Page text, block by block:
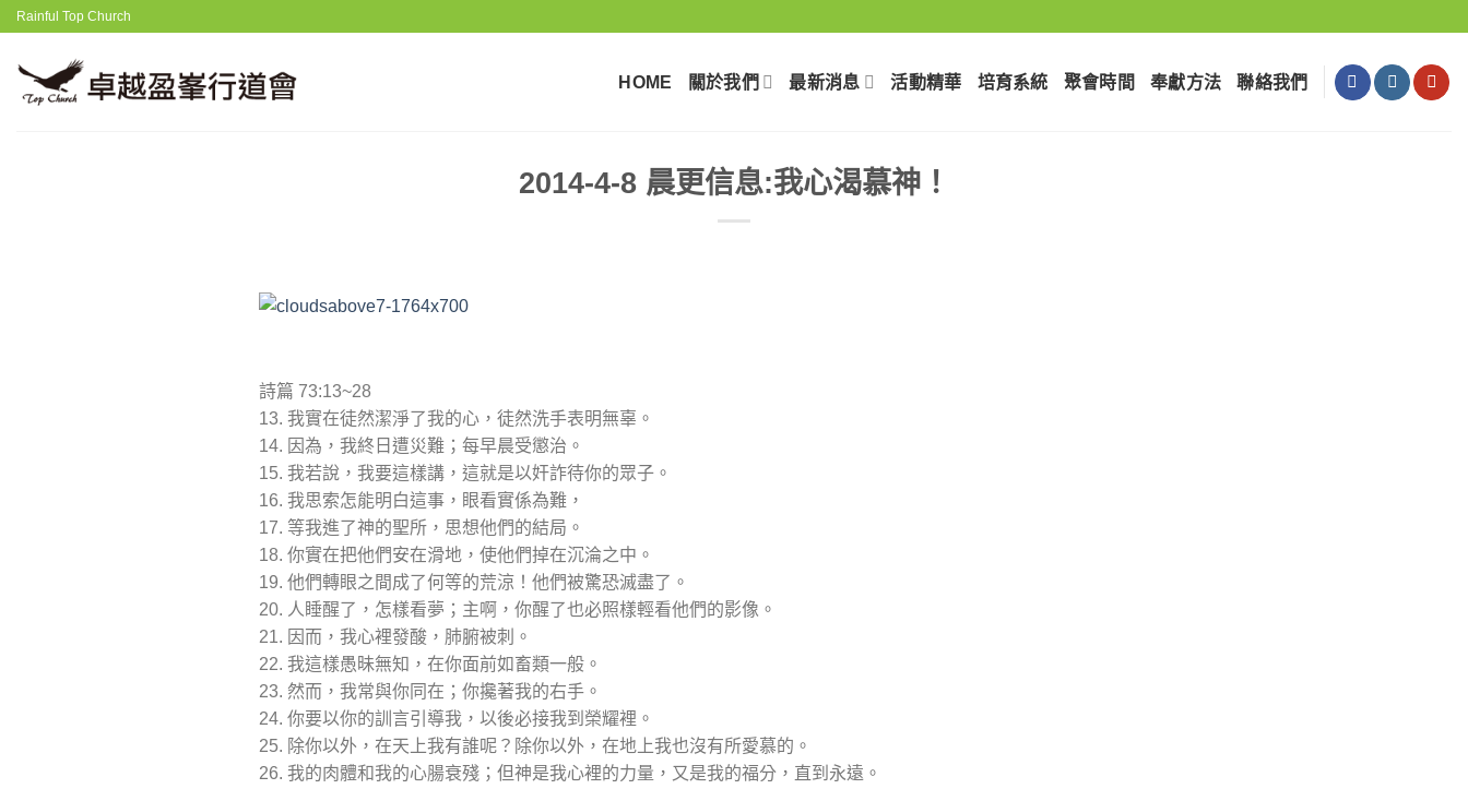
Skip
content
Rainful Top Church
HOME 關於我們 最新消息 活動精華 培育系統 聚會時間 奉獻⽅法 聯絡我們
2014-4-8 晨更信息:我心渴慕神！
詩篇 73:13~28
13. 我實在徒然潔淨了我的心，徒然洗手表明無辜。
14. 因為，我終日遭災難；每早晨受懲治。
15. 我若說，我要這樣講，這就是以奸詐待你的眾子。
16. 我思索怎能明白這事，眼看實係為難，
17. 等我進了神的聖所，思想他們的結局。
18. 你實在把他們安在滑地，使他們掉在沉淪之中。
19. 他們轉眼之間成了何等的荒涼！他們被驚恐滅盡了。
20. 人睡醒了，怎樣看夢；主啊，你醒了也必照樣輕看他們的影像。
21. 因而，我心裡發酸，肺腑被刺。
22. 我這樣愚昧無知，在你面前如畜類一般。
23. 然而，我常與你同在；你攙著我的右手。
24. 你要以你的訓言引導我，以後必接我到榮耀裡。
25. 除你以外，在天上我有誰呢？除你以外，在地上我也沒有所愛慕的。
26. 我的肉體和我的心腸衰殘；但神是我心裡的力量，又是我的福分，直到永遠。